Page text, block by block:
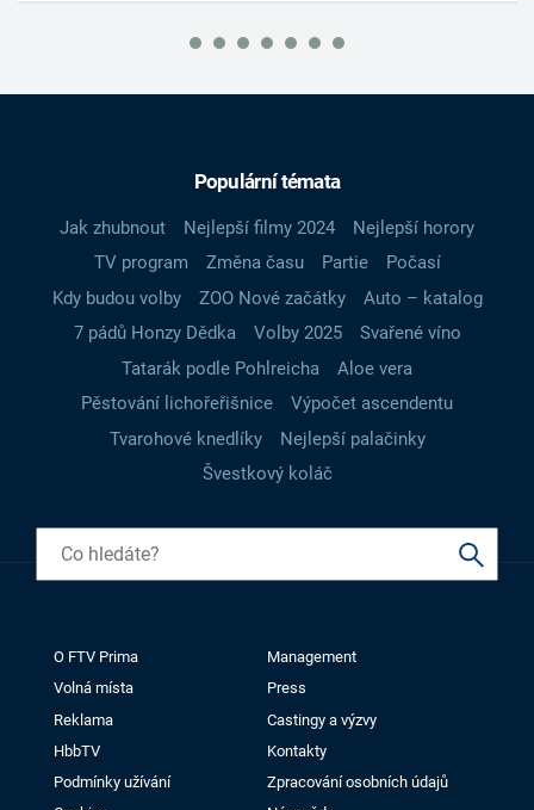
Populární témata
Jak zhubnout Nejlepší filmy 2024
Nejlepší horory
TV program
Změna času Partie
Počasí
Kdy budou volby
ZOO Nové začátky
Auto – katalog
7 pádů Honzy Dědka
Volby 2025
Svařené víno
Tatarák podle Pohlreicha
Aloe vera
Pěstování lichořeřišnice
Výpočet ascendentu
Tvarohové knedlíky
Nejlepší palačinky
Švestkový koláč
O FTV Prima
Management
Volná místa
Press
Reklama
Castingy a výzvy
HbbTV
Kontakty
Podmínky užívání
Zpracování osobních údajů